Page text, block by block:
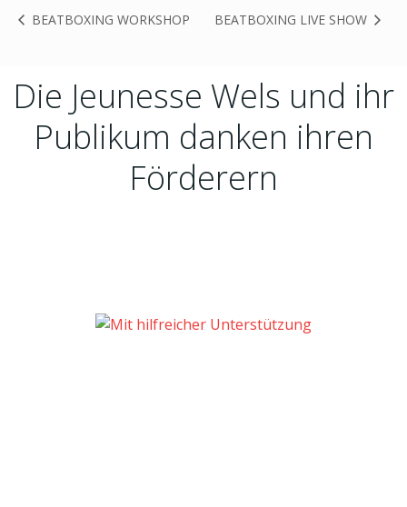
BEATBOXING WORKSHOP BEATBOXING LIVE SHOW
Die Jeunesse Wels und ihr
Publikum danken ihren
Förderern